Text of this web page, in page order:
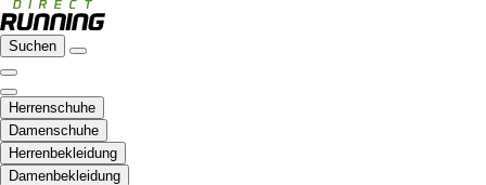
Suchen
Herrenschuhe
Damenschuhe
Herrenbekleidung
Damenbekleidung